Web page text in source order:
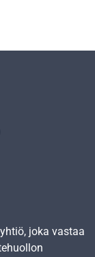
joka vastaa